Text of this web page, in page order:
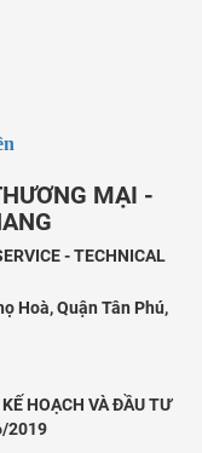
MẠI -
- TECHNICAL
Hoà, Quận Tân Phú,
HOẠCH VÀ ĐẦU TƯ
2019